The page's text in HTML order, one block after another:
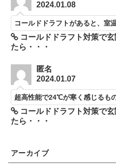
2024.01.08
コールドドラフトがあると、室
コールドドラフト対策で
たら・・・
匿名
2024.01.07
超高性能で24℃が寒く感じるも
コールドドラフト対策で
たら・・・
アーカイブ